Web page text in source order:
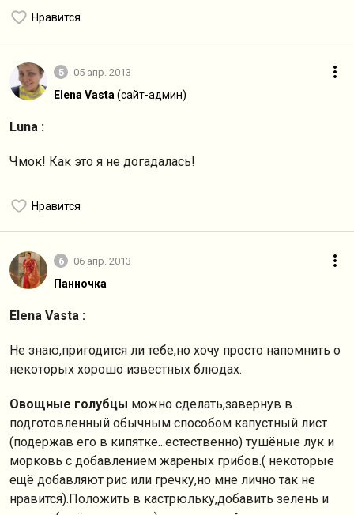
Нравится
5 05 апр. 2013
Elena Vasta (сайт-админ)
Luna :
Чмок! Как это я не догадалась!
Нравится
6 06 апр. 2013
Панночка
Elena Vasta :
Не знаю,пригодится ли тебе,но хочу просто напомнить о
некоторых хорошо известных блюдах.
Овощные голубцы можно сделать,завернув в
подготовленный обычным способом капустный лист
(подержав его в кипятке...естественно) тушёные лук и
морковь с добавлением жареных грибов.( некоторые
ещё добавляют рис или гречку,но мне лично так не
нравится).Положить в кастрюльку,добавить зелень и